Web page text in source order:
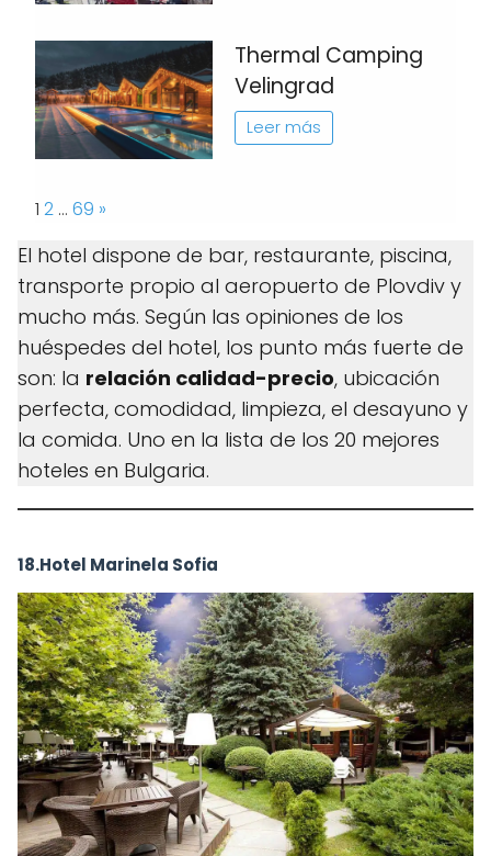
Thermal Camping
Velingrad
Leer más
Page:
1 2 … 69 Next
»
El hotel dispone de bar, restaurante, piscina,
transporte propio al aeropuerto de Plovdiv y
mucho más. Según las opiniones de los
huéspedes del hotel, los punto más fuerte de
son: la relación calidad-precio, ubicación
perfecta, comodidad, limpieza, el desayuno y
la comida. Uno en la lista de los 20 mejores
hoteles en Bulgaria.
18.Hotel Marinela Sofia